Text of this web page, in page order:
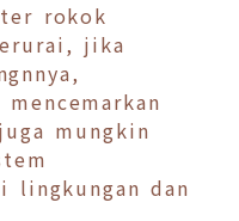
rokok
jika
mungkin
lingkungan dan